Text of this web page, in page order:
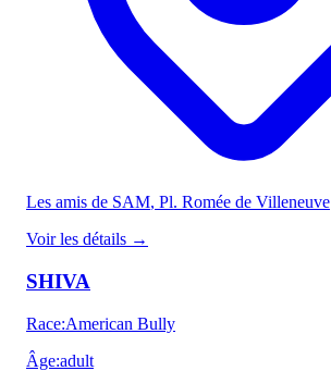
Les amis de SAM, Pl. Romée de Villeneuve
Voir les détails →
SHIVA
Race:American Bully
Âge:adult